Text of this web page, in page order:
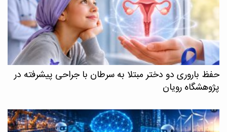
حفظ باروری دو دختر مبتلا به سرطان با جراحی پیشرفته در
پژوهشگاه رویان